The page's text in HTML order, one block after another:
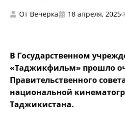
От Вечерка 18 апреля, 2025
В Государственном
«Таджикфильм» прошло
Правительственного
национальной
Таджикистана.